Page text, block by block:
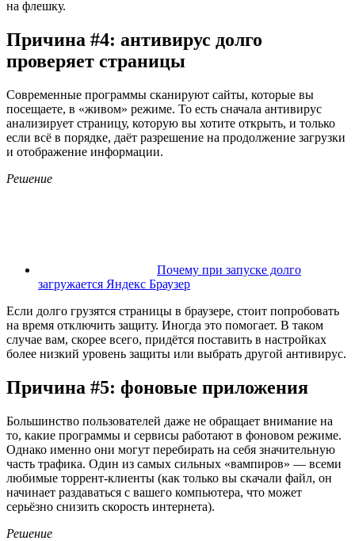
на флешку.
Причина #4: антивирус долго
проверяет страницы
Современные программы сканируют сайты, которые вы
посещаете, в «живом» режиме. То есть сначала антивирус
анализирует страницу, которую вы хотите открыть, и только
если всё в порядке, даёт разрешение на продолжение загрузки
и отображение информации.
Решение
Почему при запуске долго
загружается Яндекс Браузер
Если долго грузятся страницы в браузере, стоит попробовать
на время отключить защиту. Иногда это помогает. В таком
случае вам, скорее всего, придётся поставить в настройках
более низкий уровень защиты или выбрать другой антивирус.
Причина #5: фоновые приложения
Большинство пользователей даже не обращает внимание на
то, какие программы и сервисы работают в фоновом режиме.
Однако именно они могут перебирать на себя значительную
часть трафика. Один из самых сильных «вампиров» — всеми
любимые торрент-клиенты (как только вы скачали файл, он
начинает раздаваться с вашего компьютера, что может
серьёзно снизить скорость интернета).
Решение